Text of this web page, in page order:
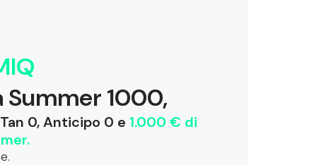
Summer 1000,
0, Anticipo 0 e 1.000 € di